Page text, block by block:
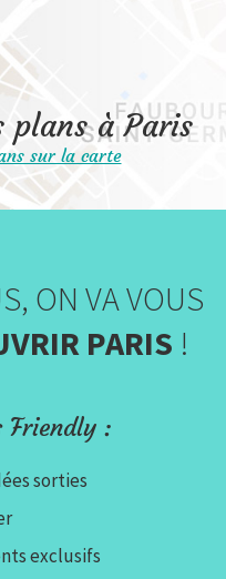
plans à Paris
sur la carte
ON VA VOUS
PARIS !
Friendly :
sorties
exclusifs